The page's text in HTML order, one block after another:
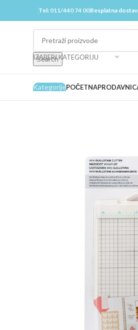
Tel: 011/440 74 00Besplatna
IZABERI KATEGORIJU
Search
KategorijePOČETNA